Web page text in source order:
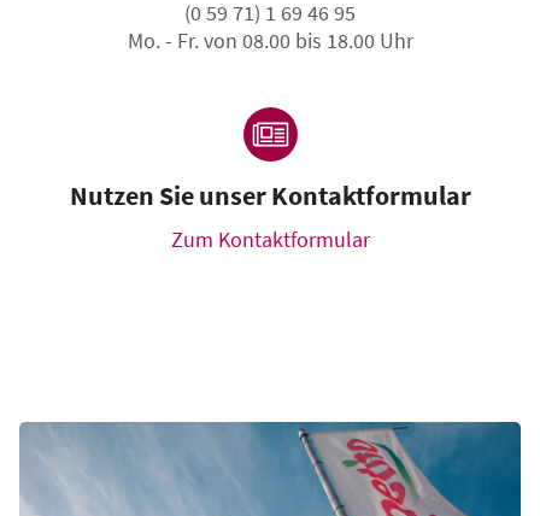
(0 59 71) 1 69 46 95
Mo. - Fr. von 08.00 bis 18.00 Uhr
Nutzen Sie unser Kontaktformular
Zum Kontaktformular